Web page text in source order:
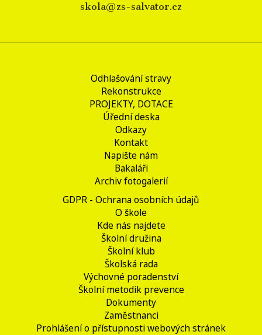
skola@zs-salvator.cz
Odhlašování stravy
Rekonstrukce
PROJEKTY, DOTACE
Úřední deska
Odkazy
Kontakt
Napište nám
Bakaláři
Archiv fotogalerií
GDPR - Ochrana osobních údajů
O škole
Kde nás najdete
Školní družina
Školní klub
Školská rada
Výchovné poradenství
Školní metodik prevence
Dokumenty
Zaměstnanci
Prohlášení o přístupnosti webových stránek